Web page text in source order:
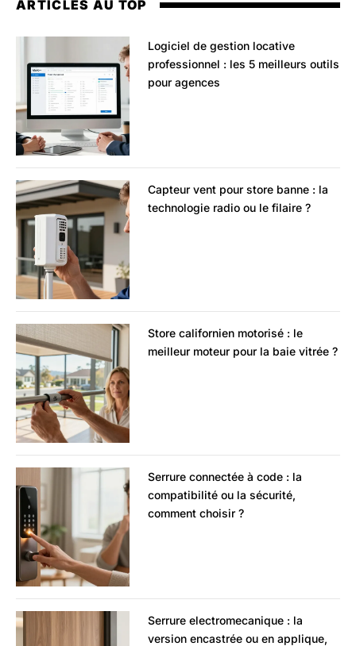
ARTICLES AU TOP
Logiciel de gestion locative
professionnel : les 5 meilleurs outils
pour agences
Capteur vent pour store banne : la
technologie radio ou le filaire ?
Store californien motorisé : le
meilleur moteur pour la baie vitrée ?
Serrure connectée à code : la
compatibilité ou la sécurité,
comment choisir ?
Serrure electromecanique : la
version encastrée ou en applique,